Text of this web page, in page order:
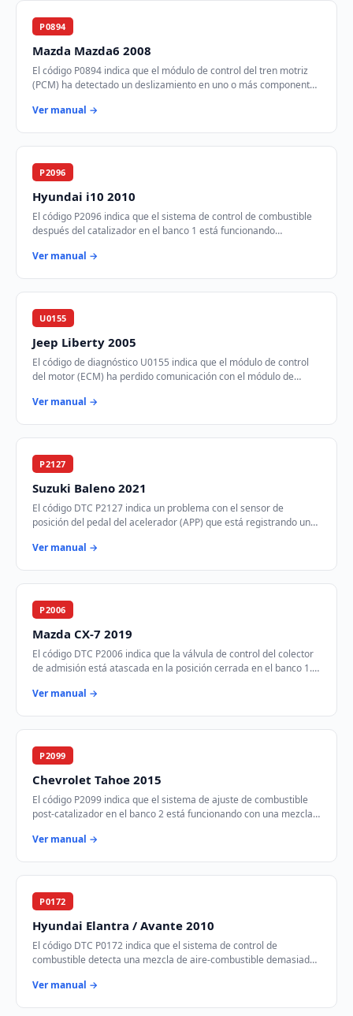
P0894
Mazda Mazda6 2008
El código P0894 indica que el módulo de control del tren motriz
(PCM) ha detectado un deslizamiento en uno o más componentes
Ver manual →
P2096
Hyundai i10 2010
El código P2096 indica que el sistema de control de combustible
después del catalizador en el banco 1 está funcionando
Ver manual →
U0155
Jeep Liberty 2005
El código de diagnóstico U0155 indica que el módulo de control
del motor (ECM) ha perdido comunicación con el módulo de
Ver manual →
P2127
Suzuki Baleno 2021
El código DTC P2127 indica un problema con el sensor de
posición del pedal del acelerador (APP) que está registrando un
Ver manual →
P2006
Mazda CX-7 2019
El código DTC P2006 indica que la válvula de control del colector
de admisión está atascada en la posición cerrada en el banco 1.
Ver manual →
P2099
Chevrolet Tahoe 2015
El código P2099 indica que el sistema de ajuste de combustible
post-catalizador en el banco 2 está funcionando con una mezcla
Ver manual →
P0172
Hyundai Elantra / Avante 2010
El código DTC P0172 indica que el sistema de control de
combustible detecta una mezcla de aire-combustible demasiado
Ver manual →